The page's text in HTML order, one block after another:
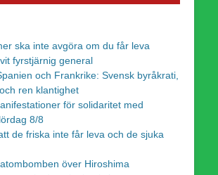
ska inte avgöra om du får leva
fyrstjärnig general
och Frankrike: Svensk byråkrati,
ren klantighet
för solidaritet med
8/8
de friska inte får leva och de sjuka
över Hiroshima